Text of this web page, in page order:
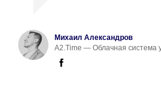
Михаил Александров
A2.Time — Облачная система